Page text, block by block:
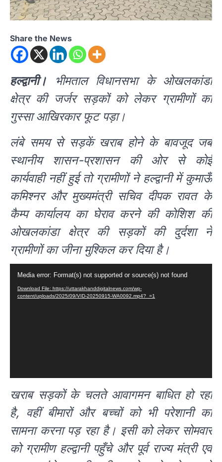
Share the News
हल्द्वानी। भीमताल विधानसभा के ओखलकांडा
क्षेत्र की जर्जर सड़कों को लेकर ग्रामीणों का
गुस्सा आखिरकार फूट पड़ा।
लंबे समय से सड़कें खराब होने के बावजूद जब
स्थानीय शासन-प्रशासन की ओर से कोई
कार्यवाही नहीं हुई तो ग्रामीणों ने हल्द्वानी में कुमाऊँ
कमिश्नर और मुख्यमंत्री सचिव दीपक रावत के
कैम्प कार्यालय का घेराव करने की कोशिश की
ओखलकांडा क्षेत्र की सड़कों की दुर्दशा ने
ग्रामीणों का जीना मुश्किल कर दिया है।
Media error: Format(s) not supported or source(s) not found
Download File: https://uttarakhanddigitalnews.com/wp-
content/uploads/2025/09/VID-20250915-WA0092.mp4?_=1
खराब सड़कों के चलते आवागमन बाधित हो रहा
है, वहीं बीमारों और बच्चों को भी परेशानी का
सामना करना पड़ रहा है। इसी को लेकर सोमवार
को ग्रामीण हल्द्वानी पहुँचे और पूर्व राज्य मंत्री एवं